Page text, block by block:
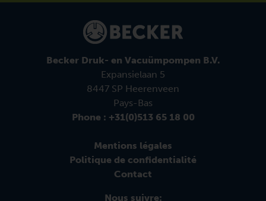
Becker Druk- en Vacuümpompen B.V.
Expansielaan 5
8447 SP Heerenveen
Pays-Bas
Phone : +31(0)513 65 18 00
Mentions légales
Politique de confidentialité
Contact
Nous suivre: